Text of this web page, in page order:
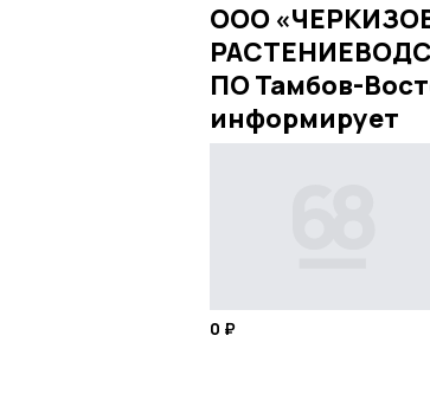
ООО
ПО Тамбов-
информирует
0 ₽